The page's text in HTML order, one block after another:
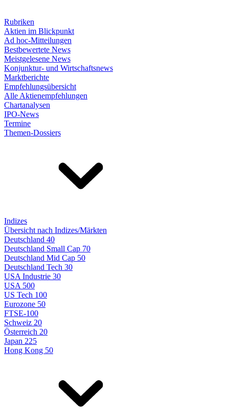
Rubriken
Aktien im Blickpunkt
Ad hoc-Mitteilungen
Bestbewertete News
Meistgelesene News
Konjunktur- und Wirtschaftsnews
Marktberichte
Empfehlungsübersicht
Alle Aktienempfehlungen
Chartanalysen
IPO-News
Termine
Themen-Dossiers
Indizes
Übersicht nach Indizes/Märkten
Deutschland 40
Deutschland Small Cap 70
Deutschland Mid Cap 50
Deutschland Tech 30
USA Industrie 30
USA 500
US Tech 100
Eurozone 50
FTSE-100
Schweiz 20
Österreich 20
Japan 225
Hong Kong 50